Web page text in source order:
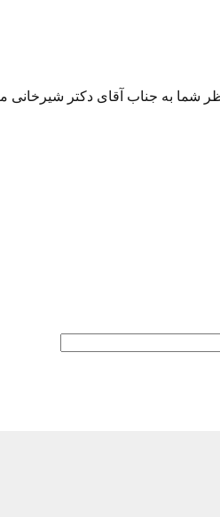
شما به جناب آقای دکتر